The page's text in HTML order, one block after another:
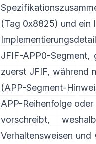
(Tag 0x8825) und ein
JFIF-APP0-
zuerst JFIF, während
(APP-Segment-
APP-Reihenfolge
vorschreibt,
Verhaltensweisen